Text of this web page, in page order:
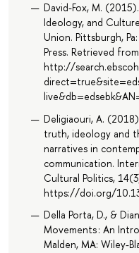
David-Fox, M.
Ideology, and
Union. Pittsburgh,
Press. Retrieved from
http://
Deligiaouri, A.
truth, ideology and
narratives in
communication.
Cultural Politics,
https://doi.org/
Della Porta, D., &
Movements : An
Malden, MA: Wiley-